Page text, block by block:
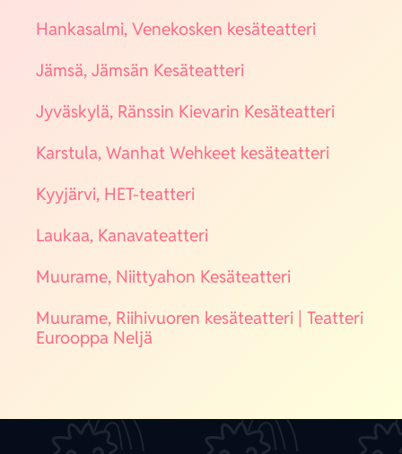
Han­ka­sal­mi, Vene­kos­ken kesä­teat­te­ri
Jäm­sä, Jäm­sän Kesä­teat­te­ri
Jyväs­ky­lä, Räns­sin Kie­va­rin Kesä­teat­te­ri
Kars­tu­la, Wan­hat Weh­keet kesä­teat­te­ri
Kyy­jär­vi, HET-teat­te­ri
Lau­kaa, Kana­va­teat­te­ri
Muu­ra­me, Niit­ty­ahon Kesä­teat­te­ri
Muu­ra­me, Rii­hi­vuo­ren kesä­teat­te­ri | Teat­te­ri
Euroop­pa Nel­jä